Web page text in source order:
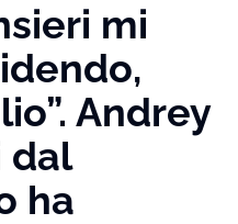
mi
Andrey
dal
ha